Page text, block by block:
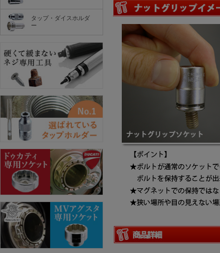
タップ・ダイスホルダ
ー